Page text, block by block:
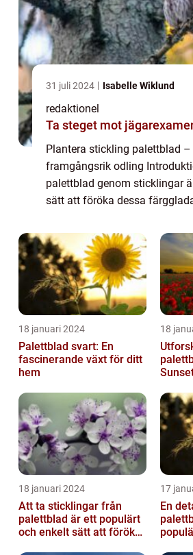
31 juli 2024 Isabelle Wiklund
redaktionel
Ta steget mot
Plantera stickling palettblad
framgångsrik odling
palettblad genom sticklingar
sätt att föröka dessa
kan man skapa fler pla...
18 januari 2024
Palettblad svart: En
fascinerande växt för ditt
hem
18
18 januari 2024
Att ta sticklingar från
palettblad är ett populärt
och enkelt sätt att föröka
17
En